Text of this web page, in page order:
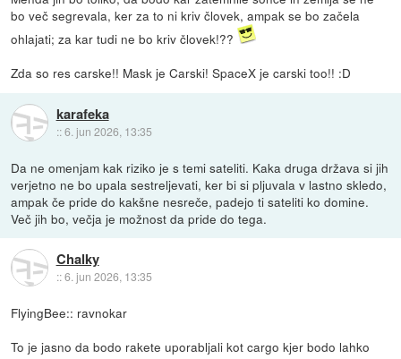
bo več segrevala, ker za to ni kriv človek, ampak se bo začela
ohlajati; za kar tudi ne bo kriv človek!??
Zda so res carske!! Mask je Carski! SpaceX je carski too!! :D
karafeka
::6. jun 2026, 13:35
Da ne omenjam kak riziko je s temi sateliti. Kaka druga država si jih
verjetno ne bo upala sestreljevati, ker bi si pljuvala v lastno skledo,
ampak če pride do kakšne nesreče, padejo ti sateliti ko domine.
Več jih bo, večja je možnost da pride do tega.
Chalky
::6. jun 2026, 13:35
FlyingBee:: ravnokar
To je jasno da bodo rakete uporabljali kot cargo kjer bodo lahko